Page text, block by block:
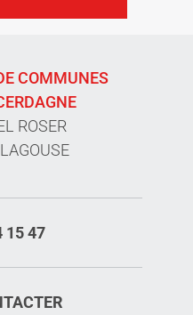
COMMUNES
ROSER
15 47